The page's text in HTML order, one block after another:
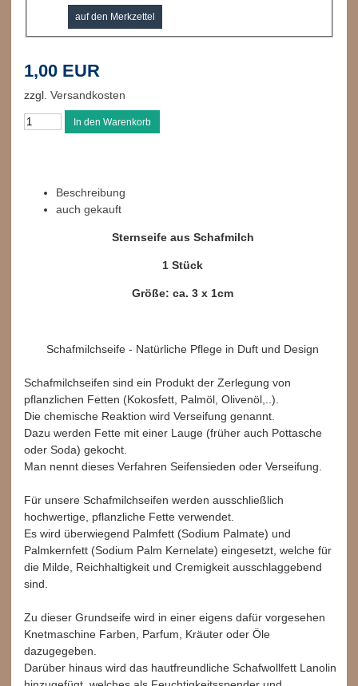
1,00 EUR
zzgl. Versandkosten
Beschreibung
auch gekauft
Sternseife aus Schafmilch
1 Stück
Größe: ca. 3 x 1cm
Schafmilchseife - Natürliche Pflege in Duft und Design
Schafmilchseifen sind ein Produkt der Zerlegung von
pflanzlichen Fetten (Kokosfett, Palmöl, Olivenöl,..).
Die chemische Reaktion wird Verseifung genannt.
Dazu werden Fette mit einer Lauge (früher auch Pottasche
oder Soda) gekocht.
Man nennt dieses Verfahren Seifensieden oder Verseifung.
Für unsere Schafmilchseifen werden ausschließlich
hochwertige, pflanzliche Fette verwendet.
Es wird überwiegend Palmfett (Sodium Palmate) und
Palmkernfett (Sodium Palm Kernelate) eingesetzt, welche für
die Milde, Reichhaltigkeit und Cremigkeit ausschlaggebend
sind.
Zu dieser Grundseife wird in einer eigens dafür vorgesehen
Knetmaschine Farben, Parfum, Kräuter oder Öle
dazugegeben.
Darüber hinaus wird das hautfreundliche Schafwollfett Lanolin